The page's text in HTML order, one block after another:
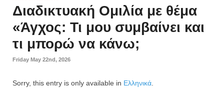
Διαδικτυακή Ομιλία με θέμα
«Άγχος: Τι μου συμβαίνει και
τι μπορώ να κάνω;
Friday May 22nd, 2026
Sorry, this entry is only available in Ελληνικά